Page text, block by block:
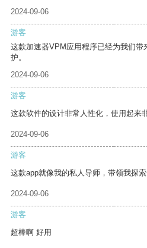
2024-09-06
游客
这款加速器VPM应用程序已经为我们
护。
2024-09-06
游客
这款软件的设计非常人性化，使用起来
2024-09-06
游客
这款app就像我的私人导师，带领我探索
2024-09-06
游客
超棒啊 好用